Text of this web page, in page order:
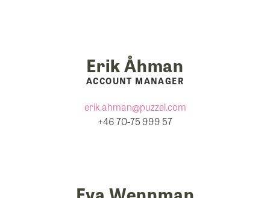
Erik Åhman
ACCOUNT MANAGER
erik.ahman@puzzel.com
+46 70-75 999 57